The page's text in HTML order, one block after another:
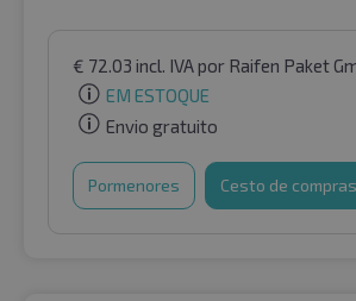
€ 72.03 incl. IVA por Raifen Paket
EM ESTOQUE
Envio gratuito
Pormenores Cesto de compras